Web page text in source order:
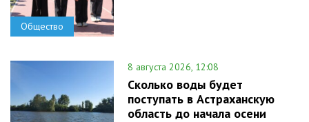
Общество
8 августа 2026, 12:08
Сколько воды будет
поступать в Астраханскую
область до начала осени